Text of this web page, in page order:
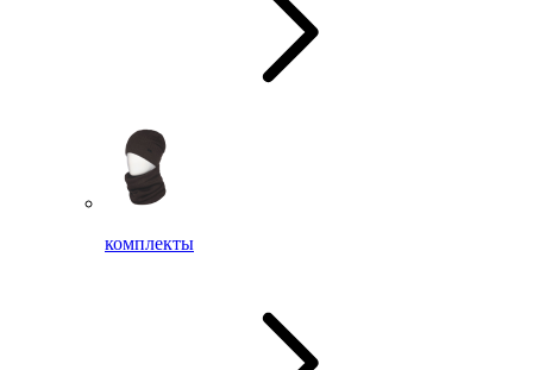
комплекты